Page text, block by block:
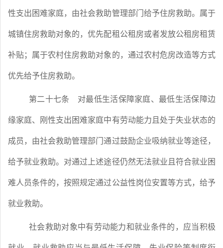
性支出困难家庭，由社会救助管理部门给予住房救助。属于
城镇住房救助对象的，优先配租公租房或者发放公租房租赁
补贴；属于农村住房救助对象的，通过农村危房改造等方式
优先给予住房救助。
第二十七条 对最低生活保障家庭、最低生活保障边
缘家庭、刚性支出困难家庭中有劳动能力且处于失业状态的
成员，由社会救助管理部门通过鼓励企业吸纳就业等途径，
给予就业救助。对通过上述途径仍然无法就业且符合就业困
难人员条件的，按照规定通过公益性岗位安置等方式，给予
就业救助。
社会救助对象中有劳动能力和就业条件的，应当积极